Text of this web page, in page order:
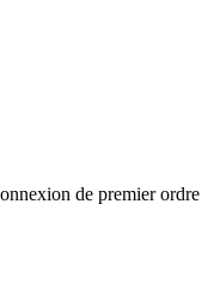
de premier ordre